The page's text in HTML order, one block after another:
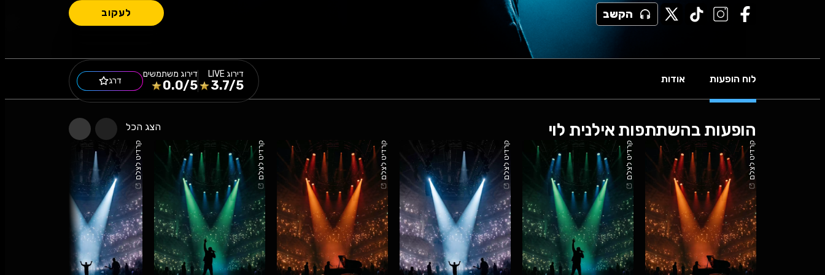
הקשב לעקוב
לוח הופעות אודות דירוג
3.7/5
דירוג משתמשים
0.0/5 דרג
הופעות בהשתתפות אילנית לוי הצג הכל
קרדיט לצלם קרדיט לצלם קרדיט לצלם קרדיט לצלם קרדיט לצלם קרדיט לצלם